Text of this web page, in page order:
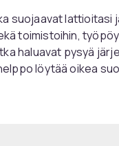
suojaavat lattioitasi
toimistoihin,
haluavat pysyä
löytää oikea